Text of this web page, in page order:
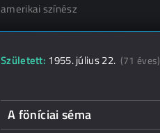
amerikai színész
Született: 1955. július 22. (71 éves)
A föníciai séma